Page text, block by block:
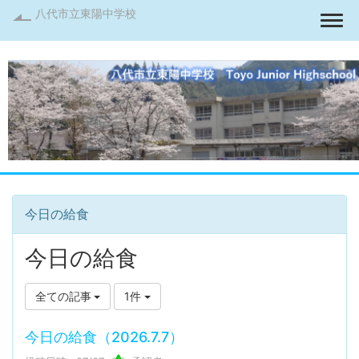
八代市立東陽中学校
今日の給食
今日の給食
全ての記事 1件
今日の給食（2026.7.7）